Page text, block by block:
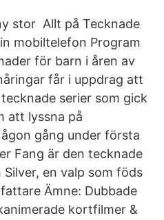
stor Allt på Tecknade
mobiltelefon Program
för barn i åren av
får i uppdrag att
serier som gick
att lyssna på
gång under första
Fang är den tecknade
en valp som föds
Ämne: Dubbade
kortfilmer &